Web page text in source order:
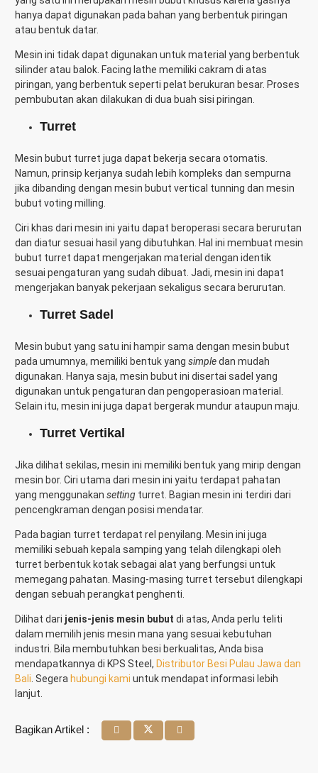
hanya dapat digunakan pada bahan yang berbentuk piringan
atau bentuk datar.
Mesin ini tidak dapat digunakan untuk material yang berbentuk
silinder atau balok. Facing lathe memiliki cakram di atas
piringan, yang berbentuk seperti pelat berukuran besar. Proses
pembubutan akan dilakukan di dua buah sisi piringan.
Turret
Mesin bubut turret juga dapat bekerja secara otomatis.
Namun, prinsip kerjanya sudah lebih kompleks dan sempurna
jika dibanding dengan mesin bubut vertical tunning dan mesin
bubut voting milling.
Ciri khas dari mesin ini yaitu dapat beroperasi secara berurutan
dan diatur sesuai hasil yang dibutuhkan. Hal ini membuat mesin
bubut turret dapat mengerjakan material dengan identik
sesuai pengaturan yang sudah dibuat. Jadi, mesin ini dapat
mengerjakan banyak pekerjaan sekaligus secara berurutan.
Turret Sadel
Mesin bubut yang satu ini hampir sama dengan mesin bubut
pada umumnya, memiliki bentuk yang simpledan mudah
digunakan. Hanya saja, mesin bubut ini disertai sadel yang
digunakan untuk pengaturan dan pengoperasioan material.
Selain itu, mesin ini juga dapat bergerak mundur ataupun maju.
Turret Vertikal
Jika dilihat sekilas, mesin ini memiliki bentuk yang mirip dengan
mesin bor. Ciri utama dari mesin ini yaitu terdapat pahatan
yang menggunakan setting turret. Bagian mesin ini terdiri dari
pencengkraman dengan posisi mendatar.
Pada bagian turret terdapat rel penyilang. Mesin ini juga
memiliki sebuah kepala samping yang telah dilengkapi oleh
turret berbentuk kotak sebagai alat yang berfungsi untuk
memegang pahatan. Masing-masing turret tersebut dilengkapi
dengan sebuah perangkat penghenti.
Dilihat dari jenis-jenis mesin bubut di atas, Anda perlu teliti
dalam memilih jenis mesin mana yang sesuai kebutuhan
industri. Bila membutuhkan besi berkualitas, Anda bisa
mendapatkannya di KPS Steel, Distributor Besi Pulau Jawa dan
Bali. Segera hubungi kami untuk mendapat informasi lebih
lanjut.
Bagikan Artikel :